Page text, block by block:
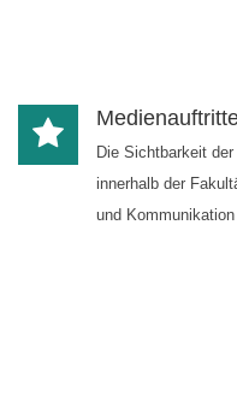
Die Sichtbarkeit
innerhalb der
und